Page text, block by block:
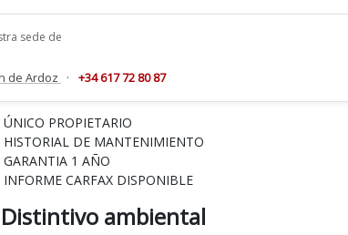
sede de
de Ardoz · +34 617 72 80 87
ÚNICO PROPIETARIO
HISTORIAL DE MANTENIMIENTO
GARANTIA 1 AÑO
INFORME CARFAX DISPONIBLE
Distintivo ambiental